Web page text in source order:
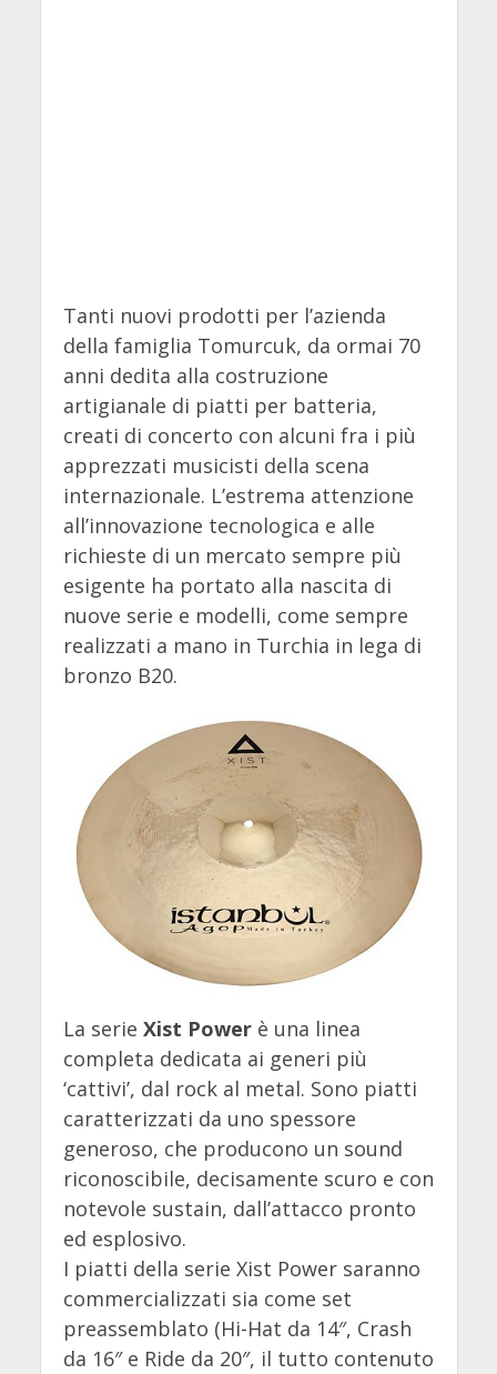
Tanti nuovi prodotti per l’azienda
della famiglia Tomurcuk, da ormai 70
anni dedita alla costruzione
artigianale di piatti per batteria,
creati di concerto con alcuni fra i più
apprezzati musicisti della scena
internazionale. L’estrema attenzione
all’innovazione tecnologica e alle
richieste di un mercato sempre più
esigente ha portato alla nascita di
nuove serie e modelli, come sempre
realizzati a mano in Turchia in lega di
bronzo B20.
La serie Xist Powerè una linea
completa dedicata ai generi più
‘cattivi’, dal rock al metal. Sono piatti
caratterizzati da uno spessore
generoso, che producono un sound
riconoscibile, decisamente scuro e con
notevole sustain, dall’attacco pronto
ed esplosivo.
I piatti della serie Xist Power saranno
commercializzati sia come set
preassemblato (Hi-Hat da 14″, Crash
da 16″ e Ride da 20″, il tutto contenuto